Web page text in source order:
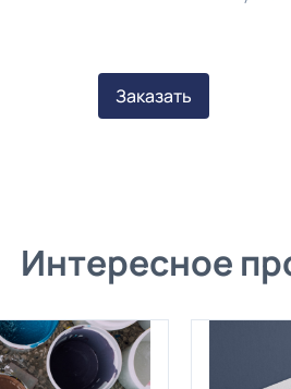
Заказать
Интересное